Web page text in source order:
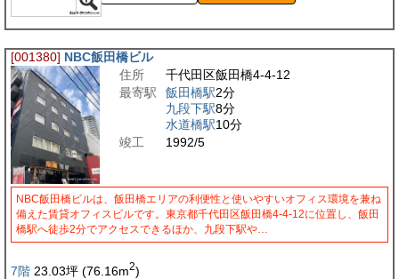
[001380] NBC飯田橋ビル
住所
千代田区飯田橋4-4-12
最寄駅
飯田橋駅2分
九段下駅8分
水道橋駅10分
竣工
1992/5
NBC飯田橋ビルは、飯田橋エリアの利便性と使いやすいオフィス環境を兼ね
備えた賃貸オフィスビルです。東京都千代田区飯田橋4-4-12に位置し、飯田
橋駅へ徒歩2分でアクセスできるほか、九段下駅や…
7階 23.03坪 (76.16m2)